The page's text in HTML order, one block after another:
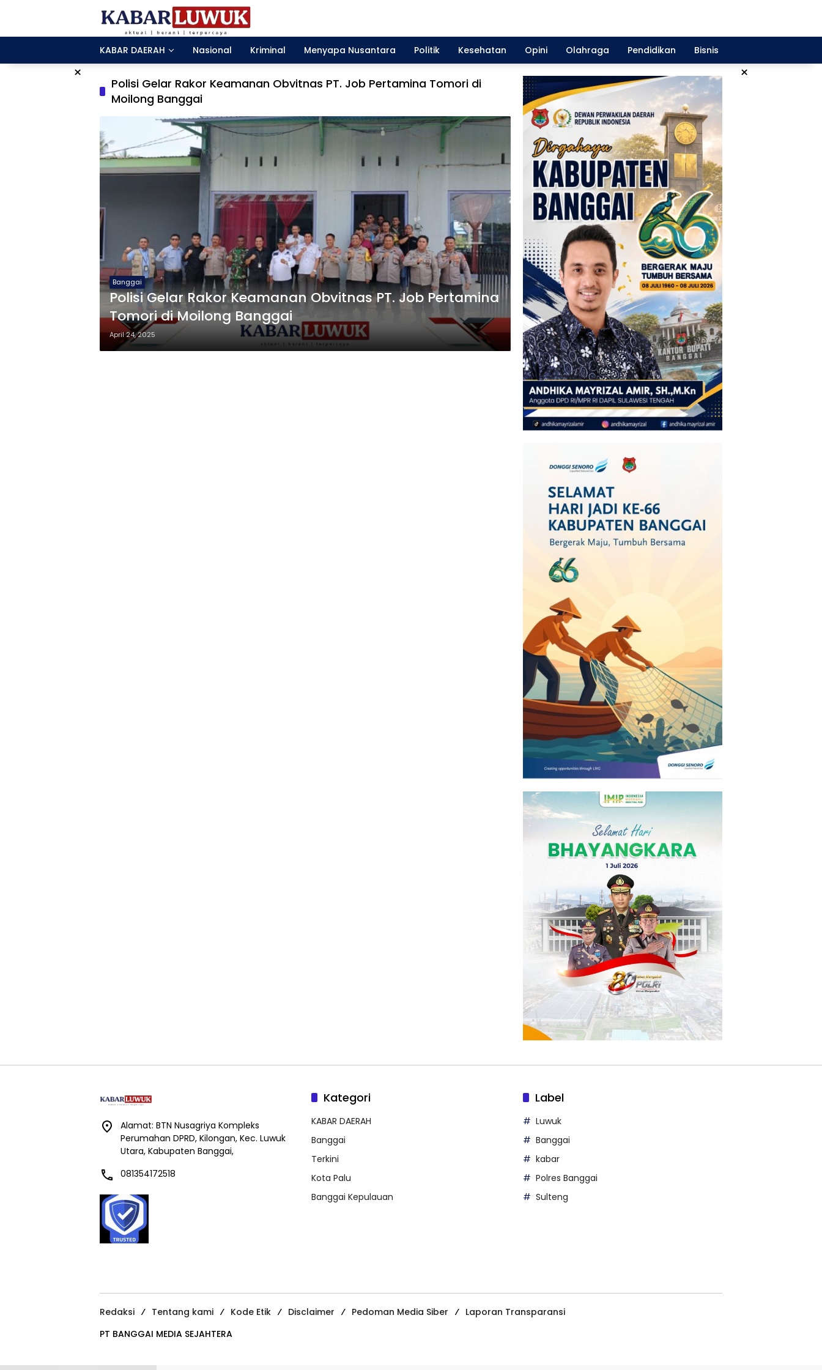
KABAR DAERAH
Nasional Kriminal Menyapa Nusantara Politik Kesehatan Opini Olahraga Pendidikan Bisnis
× ×
Polisi Gelar Rakor Keamanan Obvitnas PT. Job Pertamina Tomori di
Moilong Banggai
Banggai
Polisi Gelar Rakor Keamanan Obvitnas PT. Job Pertamina
Tomori di Moilong Banggai
April 24, 2025
Alamat: BTN Nusagriya Kompleks
Perumahan DPRD, Kilongan, Kec. Luwuk
Utara, Kabupaten Banggai,
081354172518
Kategori
KABAR DAERAH
Banggai
Terkini
Kota Palu
Banggai Kepulauan
Label
Luwuk
Banggai
kabar
Polres Banggai
Sulteng
Redaksi Tentang kami Kode Etik Disclaimer Pedoman Media Siber
Laporan Transparansi
PT BANGGAI MEDIA SEJAHTERA